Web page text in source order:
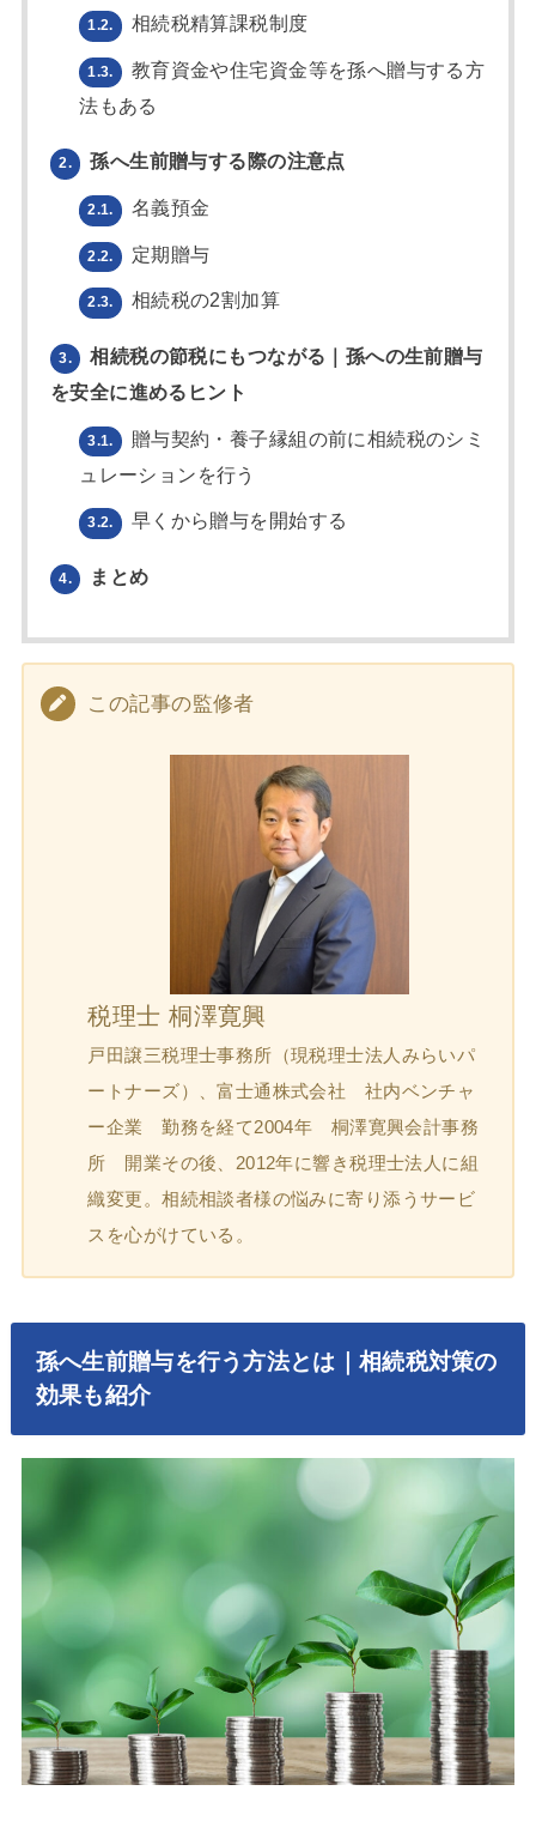
1.2. 相続税精算課税制度
1.3.
教育資金や住宅資金等を孫へ贈与する方
法もある
2. 孫へ生前贈与する際の注意点
2.1. 名義預金
2.2. 定期贈与
2.3. 相続税の2割加算
3.
相続税の節税にもつながる｜孫への生前贈与
を安全に進めるヒント
3.1.
贈与契約・養子縁組の前に相続税のシミ
ュレーションを行う
3.2. 早くから贈与を開始する
4. まとめ
この記事の監修者
税理士 桐澤寛興
戸田譲三税理士事務所（現税理士法人みらいパ
ートナーズ）、富士通株式会社 社内ベンチャ
ー企業 勤務を経て2004年 桐澤寛興会計事務
所 開業その後、2012年に響き税理士法人に組
織変更。相続相談者様の悩みに寄り添うサービ
スを心がけている。
孫へ生前贈与を行う方法とは｜相続税対策の
効果も紹介